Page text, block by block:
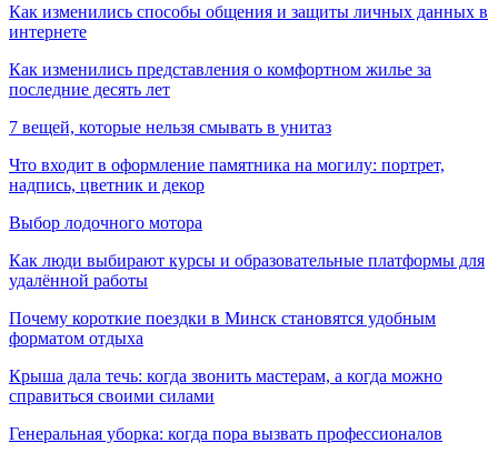
Как изменились способы общения и защиты личных данных в
интернете
Как изменились представления о комфортном жилье за
последние десять лет
7 вещей, которые нельзя смывать в унитаз
Что входит в оформление памятника на могилу: портрет,
надпись, цветник и декор
Выбор лодочного мотора
Как люди выбирают курсы и образовательные платформы для
удалённой работы
Почему короткие поездки в Минск становятся удобным
форматом отдыха
Крыша дала течь: когда звонить мастерам, а когда можно
справиться своими силами
Генеральная уборка: когда пора вызвать профессионалов